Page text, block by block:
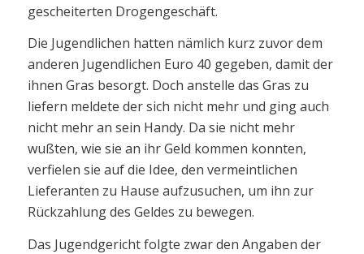
gescheiterten Drogengeschäft.
Die Jugendlichen hatten nämlich kurz zuvor dem
anderen Jugendlichen Euro 40 gegeben, damit der
ihnen Gras besorgt. Doch anstelle das Gras zu
liefern meldete der sich nicht mehr und ging auch
nicht mehr an sein Handy. Da sie nicht mehr
wußten, wie sie an ihr Geld kommen konnten,
verfielen sie auf die Idee, den vermeintlichen
Lieferanten zu Hause aufzusuchen, um ihn zur
Rückzahlung des Geldes zu bewegen.
Das Jugendgericht folgte zwar den Angaben der